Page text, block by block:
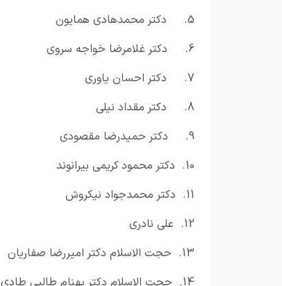
5.
دکتر محمدهادی همایون
6.
دکتر غلامرضا خواجه سروی
7.
دکتر احسان یاوری
8.
دکتر مقداد نیلی
9.
دکتر حمیدرضا مقصودی
10.
دکتر محمود کریمی بیرانوند
11.
دکتر محمدجواد نیکروش
12.
علی نادری
13.
حجت الاسلام دکتر امیررضا صفاریان
14.
حجت الاسلام دکتر بهنام طالبی طادی